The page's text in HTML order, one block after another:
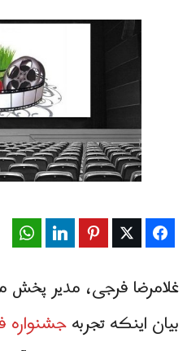
Facebook
Twitter
Pinterest
LinkedIn
غلامرضا فرجی، مدیر
بیان اینکه تجربهجشنواره